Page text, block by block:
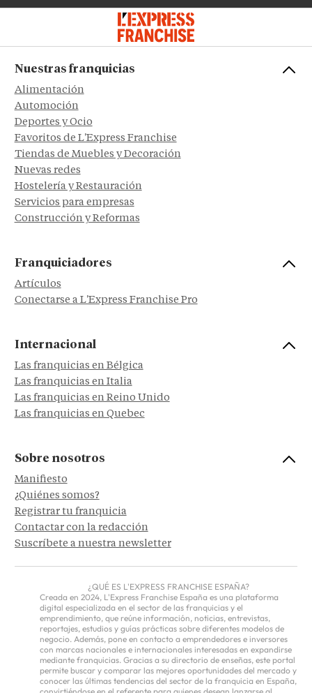
Nuestras franquicias
Alimentación
Automoción
Deportes y Ocio
Favoritos de L'Express Franchise
Tiendas de Muebles y Decoración
Nuevas redes
Hostelería y Restauración
Servicios para empresas
Construcción y Reformas
Franquiciadores
Artículos
Conectarse a L'Express Franchise Pro
Internacional
Las franquicias en Bélgica
Las franquicias en Italia
Las franquicias en Reino Unido
Las franquicias en Quebec
Sobre nosotros
Manifiesto
¿Quiénes somos?
Registrar tu franquicia
Contactar con la redacción
Suscríbete a nuestra newsletter
¿QUÉ ES L'EXPRESS FRANCHISE ESPAÑA?
Creada en 2024, L'Express Franchise España es una plataforma
digital especializada en el sector de las franquicias y el
emprendimiento, que reúne información, noticias, entrevistas,
reportajes, estudios y guías prácticas sobre diferentes modelos de
negocio. Además, pone en contacto a emprendedores e inversores
con marcas nacionales e internacionales interesadas en expandirse
mediante franquicias. Gracias a su directorio de enseñas, este portal
permite buscar y comparar las mejores oportunidades del mercado y
conocer las últimas tendencias del sector de la franquicia en España,